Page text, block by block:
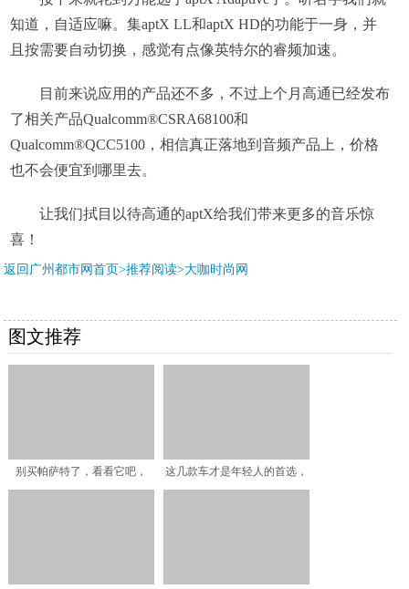
知道，自适应嘛。集aptX LL和aptX HD的功能于一身，并
且按需要自动切换，感觉有点像英特尔的睿频加速。
目前来说应用的产品还不多，不过上个月高通已经发布
了相关产品Qualcomm®CSRA68100和
Qualcomm®QCC5100，相信真正落地到音频产品上，价格
也不会便宜到哪里去。
让我们拭目以待高通的aptX给我们带来更多的音乐惊
喜！
返回广州都市网首页>推荐阅读>大咖时尚网
图文推荐
别买帕萨特了，看看它吧，
这几款车才是年轻人的首选，